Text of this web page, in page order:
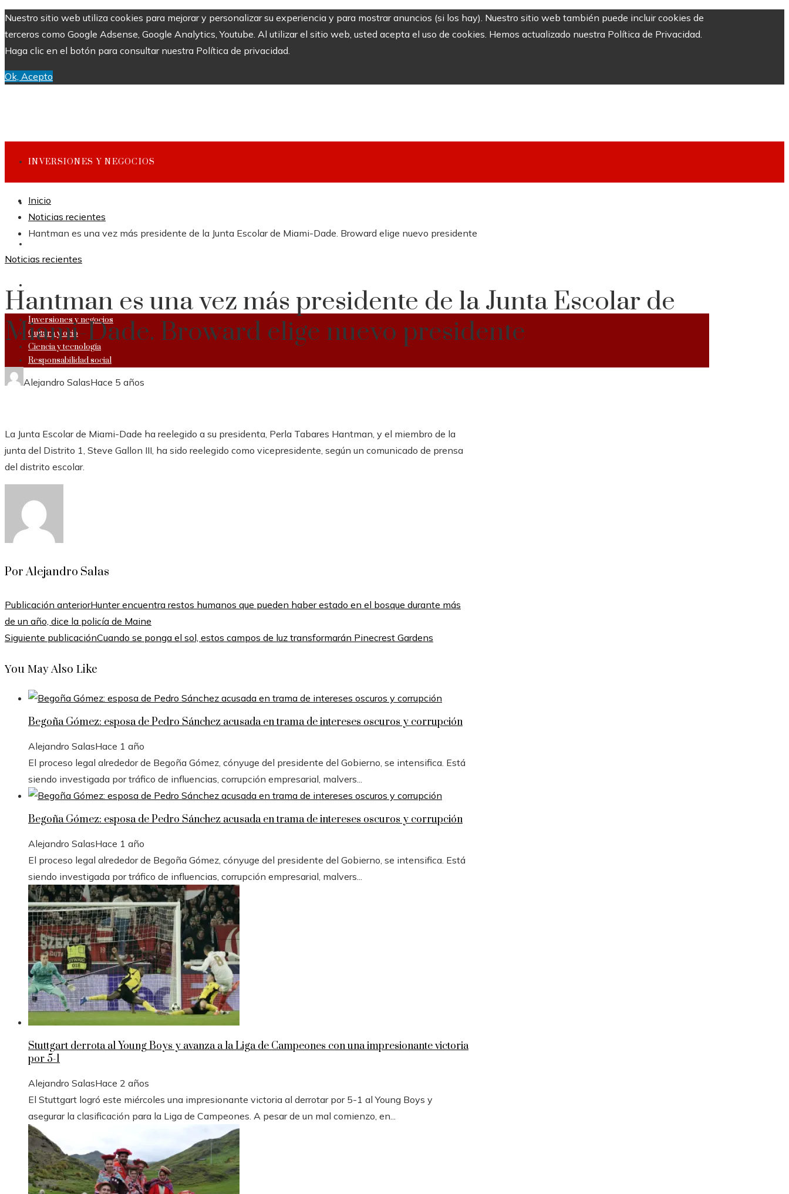
Nuestro sitio web utiliza cookies para mejorar y personalizar su experiencia y para mostrar anuncios (si los hay). Nuestro sitio web también puede incluir cookies de
terceros como Google Adsense, Google Analytics, Youtube. Al utilizar el sitio web, usted acepta el uso de cookies. Hemos actualizado nuestra Política de Privacidad.
Haga clic en el botón para consultar nuestra Política de privacidad.
Ok, Acepto
INVERSIONES Y NEGOCIOS
CULTURA Y OCIO
Inversiones y negocios
Cultura y ocio
Ciencia y tecnología
Responsabilidad social
Inicio
Noticias recientes
Hantman es una vez más presidente de la Junta Escolar de Miami-Dade. Broward elige nuevo presidente
Noticias recientes
Hantman es una vez más presidente de la Junta Escolar de
Miami-Dade. Broward elige nuevo presidente
Alejandro SalasHace 5 años
La Junta Escolar de Miami-Dade ha reelegido a su presidenta, Perla Tabares Hantman, y el miembro de la
junta del Distrito 1, Steve Gallon III, ha sido reelegido como vicepresidente, según un comunicado de prensa
del distrito escolar.
Por Alejandro Salas
Publicación anteriorHunter encuentra restos humanos que pueden haber estado en el bosque durante más
de un año, dice la policía de Maine
Siguiente publicaciónCuando se ponga el sol, estos campos de luz transformarán Pinecrest Gardens
You May Also Like
Begoña Gómez: esposa de Pedro Sánchez acusada en trama de intereses oscuros y corrupción
Alejandro SalasHace 1 año
El proceso legal alrededor de Begoña Gómez, cónyuge del presidente del Gobierno, se intensifica. Está
siendo investigada por tráfico de influencias, corrupción empresarial, malvers...
Begoña Gómez: esposa de Pedro Sánchez acusada en trama de intereses oscuros y corrupción
Alejandro SalasHace 1 año
El proceso legal alrededor de Begoña Gómez, cónyuge del presidente del Gobierno, se intensifica. Está
siendo investigada por tráfico de influencias, corrupción empresarial, malvers...
Stuttgart derrota al Young Boys y avanza a la Liga de Campeones con una impresionante victoria
por 5-1
Alejandro SalasHace 2 años
El Stuttgart logró este miércoles una impresionante victoria al derrotar por 5-1 al Young Boys y
asegurar la clasificación para la Liga de Campeones. A pesar de un mal comienzo, en...